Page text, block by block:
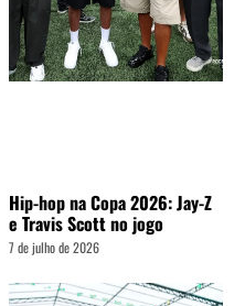
Hip-hop na Copa 2026: Jay-Z
e Travis Scott no jogo
7 de julho de 2026